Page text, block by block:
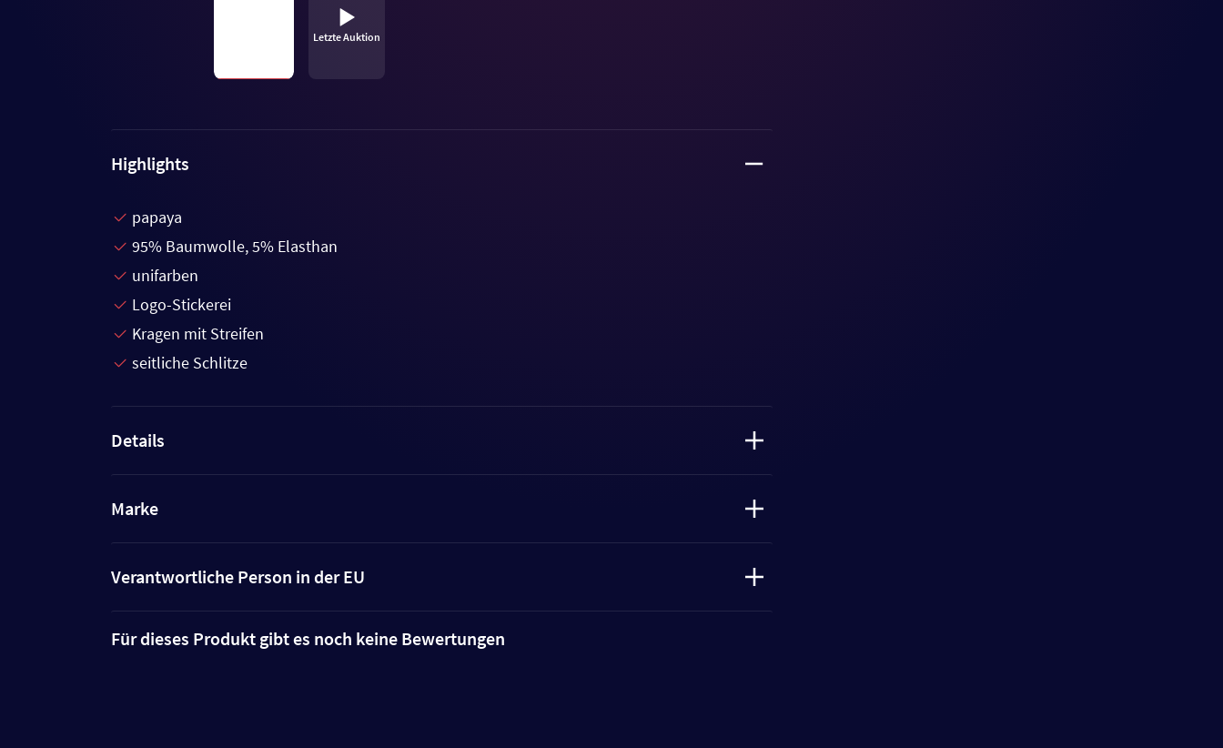
Letzte Auktion
Highlights
papaya
95% Baumwolle, 5% Elasthan
unifarben
Logo-Stickerei
Kragen mit Streifen
seitliche Schlitze
Details
Marke
Verantwortliche Person in der EU
Für dieses Produkt gibt es noch keine Bewertungen